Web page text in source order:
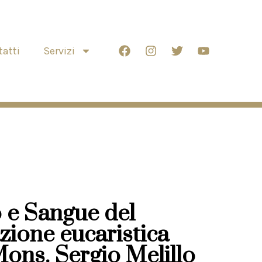
Servizi
Sangue del
eucaristica
Sergio Melillo